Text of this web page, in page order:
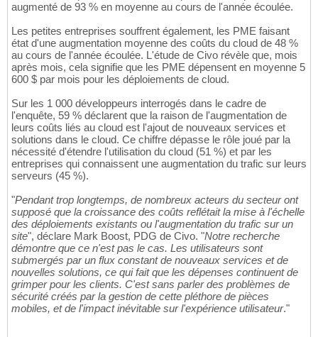
augmenté de 93 % en moyenne au cours de l'année écoulée.
Les petites entreprises souffrent également, les PME faisant
état d'une augmentation moyenne des coûts du cloud de 48 %
au cours de l'année écoulée. L'étude de Civo révèle que, mois
après mois, cela signifie que les PME dépensent en moyenne 5
600 $ par mois pour les déploiements de cloud.
Sur les 1 000 développeurs interrogés dans le cadre de
l'enquête, 59 % déclarent que la raison de l'augmentation de
leurs coûts liés au cloud est l'ajout de nouveaux services et
solutions dans le cloud. Ce chiffre dépasse le rôle joué par la
nécessité d'étendre l'utilisation du cloud (51 %) et par les
entreprises qui connaissent une augmentation du trafic sur leurs
serveurs (45 %).
"Pendant trop longtemps, de nombreux acteurs du secteur ont
supposé que la croissance des coûts reflétait la mise à l'échelle
des déploiements existants ou l'augmentation du trafic sur un
site", déclare Mark Boost, PDG de Civo. "Notre recherche
démontre que ce n'est pas le cas. Les utilisateurs sont
submergés par un flux constant de nouveaux services et de
nouvelles solutions, ce qui fait que les dépenses continuent de
grimper pour les clients. C'est sans parler des problèmes de
sécurité créés par la gestion de cette pléthore de pièces
mobiles, et de l'impact inévitable sur l'expérience utilisateur."